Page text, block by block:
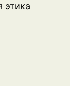
этика